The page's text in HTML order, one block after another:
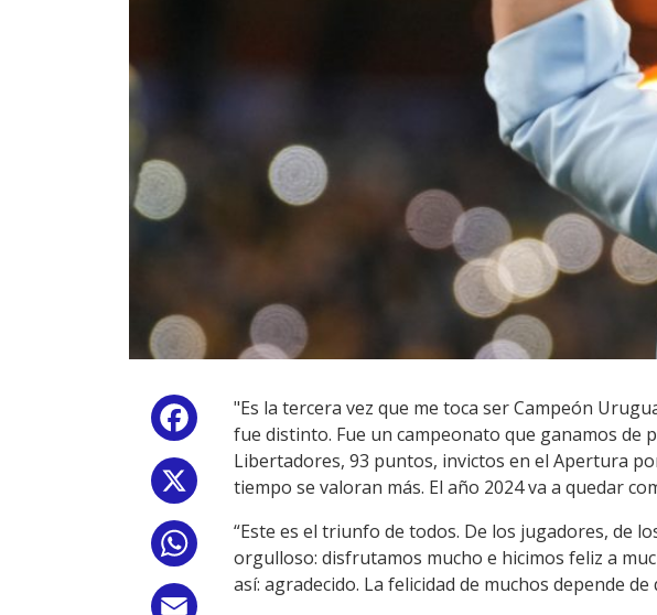
Facebook
WhatsApp
"Es la tercera vez que me toca ser Campeón
fue distinto. Fue un campeonato que ganamos de
Libertadores, 93 puntos, invictos en el Apertura
tiempo se valoran más. El año 2024 va a quedar
“Este es el triunfo de todos. De los jugadores, de
orgulloso: disfrutamos mucho e hicimos feliz a
así: agradecido. La felicidad de muchos depende